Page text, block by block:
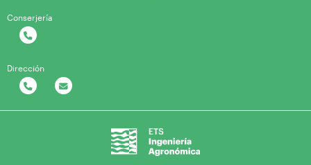
Conserjería
Dirección